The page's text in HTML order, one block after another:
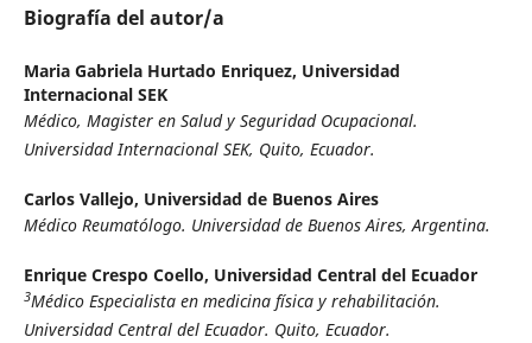
Biografía del autor/a
Maria Gabriela Hurtado Enriquez, Universidad
Internacional SEK
Médico, Magister en Salud y Seguridad Ocupacional.
Universidad Internacional SEK, Quito, Ecuador.
Carlos Vallejo, Universidad de Buenos Aires
Médico Reumatólogo. Universidad de Buenos Aires, Argentina.
Enrique Crespo Coello, Universidad Central del Ecuador
3Médico Especialista en medicina física y rehabilitación.
Universidad Central del Ecuador. Quito, Ecuador.